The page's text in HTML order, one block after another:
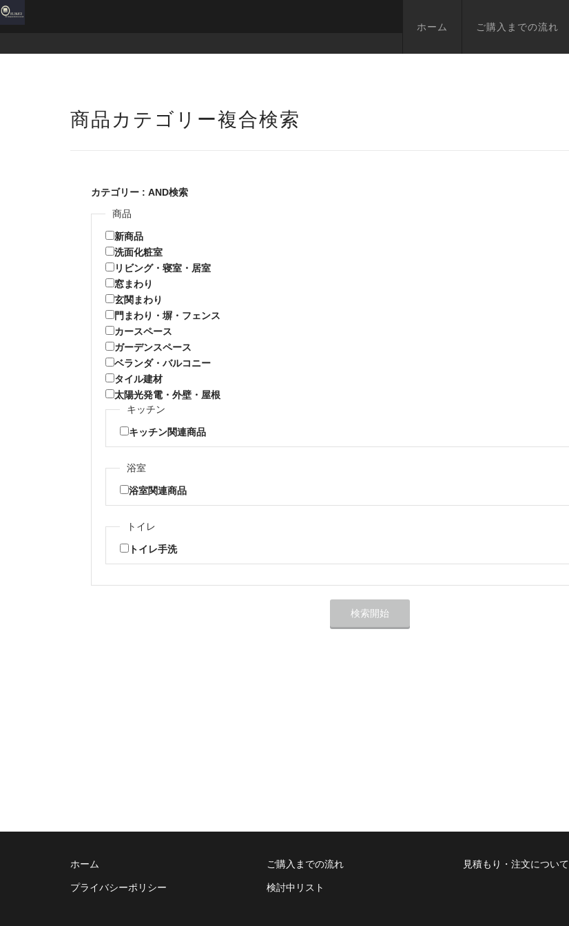
ホーム ご購入までの流れ
商品カテゴリー複合検索
カテゴリー : AND検索
商品
新商品
洗面化粧室
リビング・寝室・居室
窓まわり
玄関まわり
門まわり・塀・フェンス
カースペース
ガーデンスペース
ベランダ・バルコニー
タイル建材
太陽光発電・外壁・屋根
キッチン
キッチン関連商品
浴室
浴室関連商品
トイレ
トイレ手洗
ホーム ご購入までの流れ 見積もり・注文について
プライバシーポリシー 検討中リスト